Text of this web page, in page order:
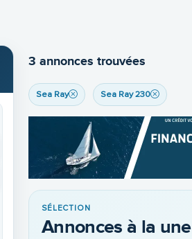
3 annonces trouvées
Sea Ray Sea Ray 230
SÉLECTION
Annonces à la une